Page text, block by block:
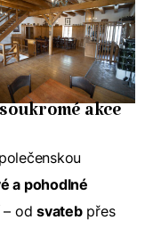
akce
a pohodlné
– odsvatebpřes